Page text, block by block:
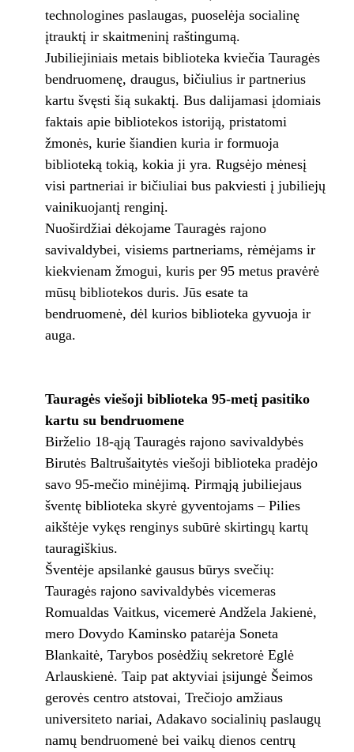
technologines paslaugas, puoselėja socialinę
įtrauktį ir skaitmeninį raštingumą.
Jubiliejiniais metais biblioteka kviečia Tauragės
bendruomenę, draugus, bičiulius ir partnerius
kartu švęsti šią sukaktį. Bus dalijamasi įdomiais
faktais apie bibliotekos istoriją, pristatomi
žmonės, kurie šiandien kuria ir formuoja
biblioteką tokią, kokia ji yra. Rugsėjo mėnesį
visi partneriai ir bičiuliai bus pakviesti į jubiliejų
vainikuojantį renginį.
Nuoširdžiai dėkojame Tauragės rajono
savivaldybei, visiems partneriams, rėmėjams ir
kiekvienam žmogui, kuris per 95 metus pravėrė
mūsų bibliotekos duris. Jūs esate ta
bendruomenė, dėl kurios biblioteka gyvuoja ir
auga.
Tauragės viešoji biblioteka 95-metį pasitiko
kartu su bendruomene
Birželio 18-ąją Tauragės rajono savivaldybės
Birutės Baltrušaitytės viešoji biblioteka pradėjo
savo 95-mečio minėjimą. Pirmąją jubiliejaus
šventę biblioteka skyrė gyventojams – Pilies
aikštėje vykęs renginys subūrė skirtingų kartų
tauragiškius.
Šventėje apsilankė gausus būrys svečių:
Tauragės rajono savivaldybės vicemeras
Romualdas Vaitkus, vicemerė Andžela Jakienė,
mero Dovydo Kaminsko patarėja Soneta
Blankaitė, Tarybos posėdžių sekretorė Eglė
Arlauskienė. Taip pat aktyviai įsijungė Šeimos
gerovės centro atstovai, Trečiojo amžiaus
universiteto nariai, Adakavo socialinių paslaugų
namų bendruomenė bei vaikų dienos centrų